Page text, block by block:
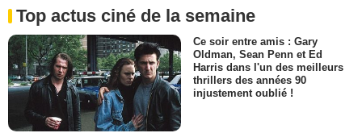
Top actus ciné de la semaine
Ce soir entre amis : Gary
Oldman, Sean Penn et Ed
Harris dans l'un des meilleurs
thrillers des années 90
injustement oublié !